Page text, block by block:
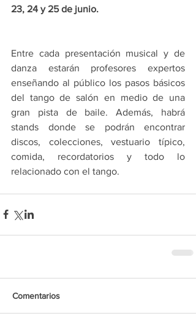
23, 24 y 25 de junio.
Entre cada presentación musical y de
danza estarán profesores expertos
enseñando al público los pasos básicos
del tango de salón en medio de una
gran pista de baile. Además, habrá
stands donde se podrán encontrar
discos, colecciones, vestuario típico,
comida, recordatorios y todo lo
relacionado con el tango.
Comentarios